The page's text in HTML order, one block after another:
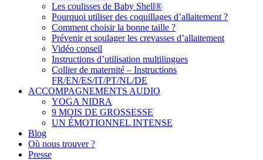
Les coulisses de Baby Shell®
Pourquoi utiliser des coquillages d’allaitement ?
Comment choisir la bonne taille ?
Prévenir et soulager les crevasses d’allaitement
Vidéo conseil
Instructions d’utilisation multilingues
Collier de maternité – Instructions
FR/EN/ES/IT/PT/NL/DE
ACCOMPAGNEMENTS AUDIO
YOGA NIDRA
9 MOIS DE GROSSESSE
UN ÉMOTIONNEL INTENSE
Blog
Où nous trouver ?
Presse